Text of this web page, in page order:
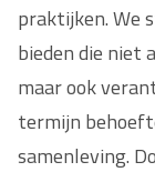
praktijken. We
bieden die niet
maar ook
termijn
samenleving.